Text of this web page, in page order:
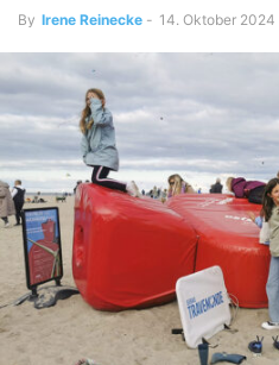
By Irene Reinecke - 14. Oktober 2024